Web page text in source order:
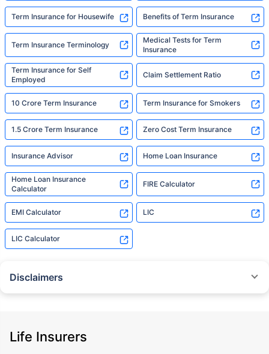
Term Insurance for Housewife Benefits of Term Insurance
Term Insurance Terminology
Medical Tests for Term
Insurance
Term Insurance for Self
Employed
Claim Settlement Ratio
10 Crore Term Insurance Term Insurance for Smokers
1.5 Crore Term Insurance Zero Cost Term Insurance
Insurance Advisor Home Loan Insurance
Home Loan Insurance
Calculator
FIRE Calculator
EMI Calculator LIC
LIC Calculator
Disclaimers
Policybazaar does not endorse, rate or recommend any particular insurer
Life Insurers